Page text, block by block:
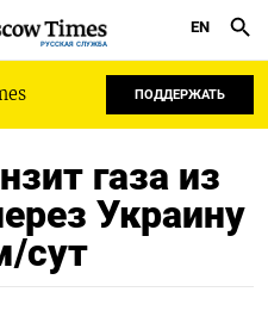
РУССКАЯ СЛУЖБА
EN
ПОДДЕРЖАТЬ
газа из
Украину
сут